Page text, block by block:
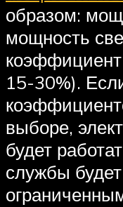
образом:
мощность
15-30%).
выборе,
будет
службы